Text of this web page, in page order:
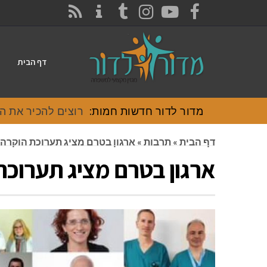
FACEBOOK
YOUTUBE
INSTAGRAM
TUMBLR
דף הבית
מדור לדור חדשות חמות: רוצים להכיר את
דף הבית » תרבות » ארגון בטרם מציג תערוכת
ארגון בטרם מציג